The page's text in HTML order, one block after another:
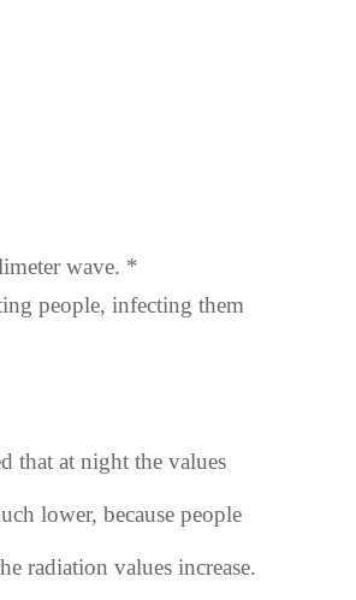
wave. *
people, infecting them
that at night the values
lower, because people
radiation values increase.